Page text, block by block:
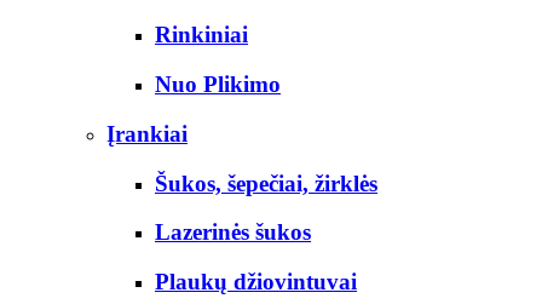
Rinkiniai
Nuo Plikimo
Įrankiai
Šukos, šepečiai, žirklės
Lazerinės šukos
Plaukų džiovintuvai